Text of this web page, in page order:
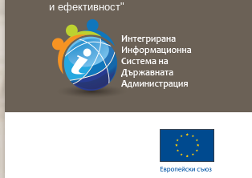
и ефективност"